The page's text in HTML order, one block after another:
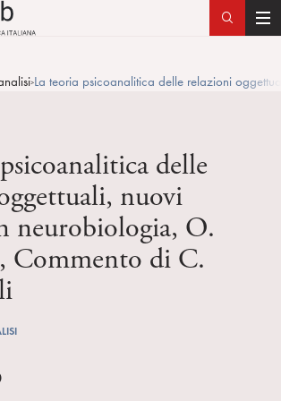
T
g
>La teoria psicoanalitica delle relazioni
delle
nuovi
neurobiologia, O.
Commento di C.